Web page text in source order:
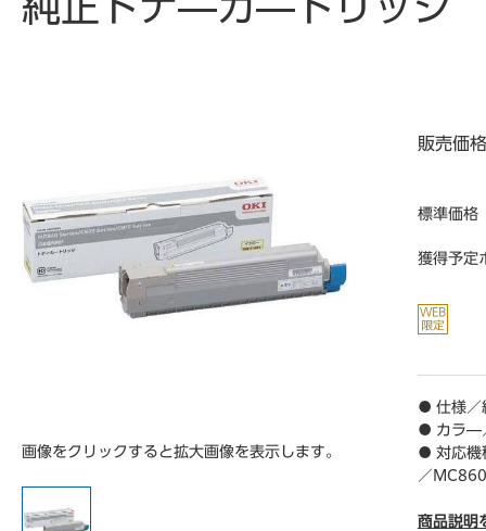
純正トナ―カ―トリッジ
画像をクリックすると拡大画像を表示します。
販売価格
標準価格
獲得予定
● 仕様／
● カラ―
● 対応機
／
● 単位／
商品説明